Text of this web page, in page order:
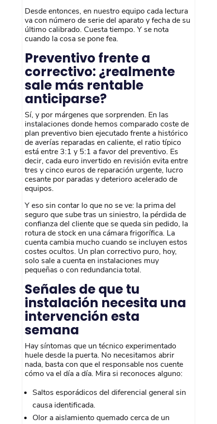
Desde entonces, en nuestro equipo cada lectura
va con número de serie del aparato y fecha de su
último calibrado. Cuesta tiempo. Y se nota
cuando la cosa se pone fea.
Preventivo frente a
correctivo: ¿realmente
sale más rentable
anticiparse?
Sí, y por márgenes que sorprenden. En las
instalaciones donde hemos comparado coste de
plan preventivo bien ejecutado frente a histórico
de averías reparadas en caliente, el ratio típico
está entre 3:1 y 5:1 a favor del preventivo. Es
decir, cada euro invertido en revisión evita entre
tres y cinco euros de reparación urgente, lucro
cesante por paradas y deterioro acelerado de
equipos.
Y eso sin contar lo que no se ve: la prima del
seguro que sube tras un siniestro, la pérdida de
confianza del cliente que se queda sin pedido, la
rotura de stock en una cámara frigorífica. La
cuenta cambia mucho cuando se incluyen estos
costes ocultos. Un plan correctivo puro, hoy,
solo sale a cuenta en instalaciones muy
pequeñas o con redundancia total.
Señales de que tu
instalación necesita una
intervención esta
semana
Hay síntomas que un técnico experimentado
huele desde la puerta. No necesitamos abrir
nada, basta con que el responsable nos cuente
cómo va el día a día. Mira si reconoces alguno:
Saltos esporádicos del diferencial general sin
causa identificada.
Olor a aislamiento quemado cerca de un